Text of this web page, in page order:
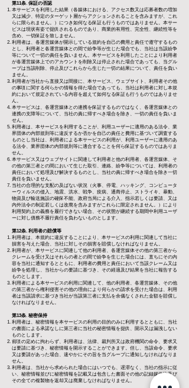
第11条. 保証の否認
本サービスを利用した結果（各媒体における、アクセス数又は応募者数の増加
又は減少、特定のターゲット層からアクションされることを含みますが、これ
らに限られません。）につき如何なる保証も行うものではありません。本サー
ビスは現状有姿で提供されるものであり、商業的有用性、完全性、継続性等を
含め、一切保証を致しません。
利用者は、各運営媒体が開示している規約を自己の費用と責任で遵守するもの
とし、利用者と各運営媒体との間で紛争等が生じた場合でも、当社は当該紛争
等について一切の責任を負いません。本サービスを利用したことにより利用者
が各運営媒体上でのアカウントを削除又は停止された場合であっても、当グル
ープは当該削除、停止及びこれらから生じた一切の結果について、責任を負い
ません。
利用者が当社から直接又は間接に、本サービス、ウェブサイト、利用者その他
の事項に関する何らかの情報を得た場合であっても、当社は利用者に対し本規
約において規定されている内容を超えて如何なる保証も行うものではありませ
ん。
本サービスは、各運営媒体との連携を保証するものではなく、各運営媒体との
連携の支障等について、当社の責に帰すべき場合を除き、一切の責任を負いま
せん。
利用者は、本サービスを利用することが、利用ユーザーに適用のある法令、業
界団体の内部規則等に違反するか否かを自己の責任と費用に基づいて調査する
ものとし当社は、利用者による本サービスの利用が、利用ユーザーに適用のあ
る法令、業界団体の内部規則等に適合することを何ら保証するものではありま
せん。
本サービス又はウェブサイトに関連して利用者と他の利用者、各運営媒体、そ
の他の第三者との間において生じた取引、連絡、紛争等については、利用者の
責任において処理及び解決するものとし、当社の責に帰すべき場合を除き一切
責任を負いません。
当社の合理的な支配の及ばない状況（火事、停電、ハッキング、コンピュータ
ーウィルスの侵入、地震、洪水、戦争、疫病、通商停止、ストライキ、暴動、
物資及び輸送施設の確保不能、政府当局による介入、指示若しくは要請、又は
内外法令の制定若しくは改廃を含みますがこれらに限定されません。）により
利用契約上の義務を履行できない場合、その状態が継続する期間中利用ユーザ
ーに対し債務不履行責任を負わないものとします。​
第12条. 利用者の賠償等
利用者は、本規約に違反することにより、本サービスの利用に関連して当社に
損害を与えた場合、当社に対しその損害を賠償しなければなりません。
利用者が、本サービスに関連して他の利用者、各運営媒体その他の第三者から
クレームを受け又はそれらの者との間で紛争を生じた場合には、直ちにその内
容を当社に通知するとともに、利用者の費用と責任において当該クレーム又は
紛争を処理し、当社からの要請に基づき、その経過及び結果を当社に報告する
ものとします。
利用者による本サービスの利用に関連して、他の利用者、各運営媒体、その他
の第三者から権利侵害その他の理由により何らかの請求を受けた場合は、利用
者は当該請求に基づき当社が当該第三者に支払を余儀なくされた金額を賠償し
なければなりません。
第13条. 秘密保持
利用者は、秘密情報を本サービスの利用の目的のみに利用するとともに、当社
の書面による承諾なしに第三者に当社の秘密情報を提供、開示又は漏洩しない
ものとします。
前項の定めに拘わらず、利用者は、法律、裁判所又は政府機関の命令、要求又
は要請に基づき、秘密情報を開示することができます。但し、当該命令、要求
又は要請があった場合、速やかにその旨を当グループに通知しなければなりま
せん。
利用者は、当社から求められた場合にはいつでも、遅滞なく、当社の指示に従
い、秘密情報並びに秘密情報を記載又は包含した書面その他の記録媒体物及び
その全ての複製物を返却又は廃棄しなければなりません。